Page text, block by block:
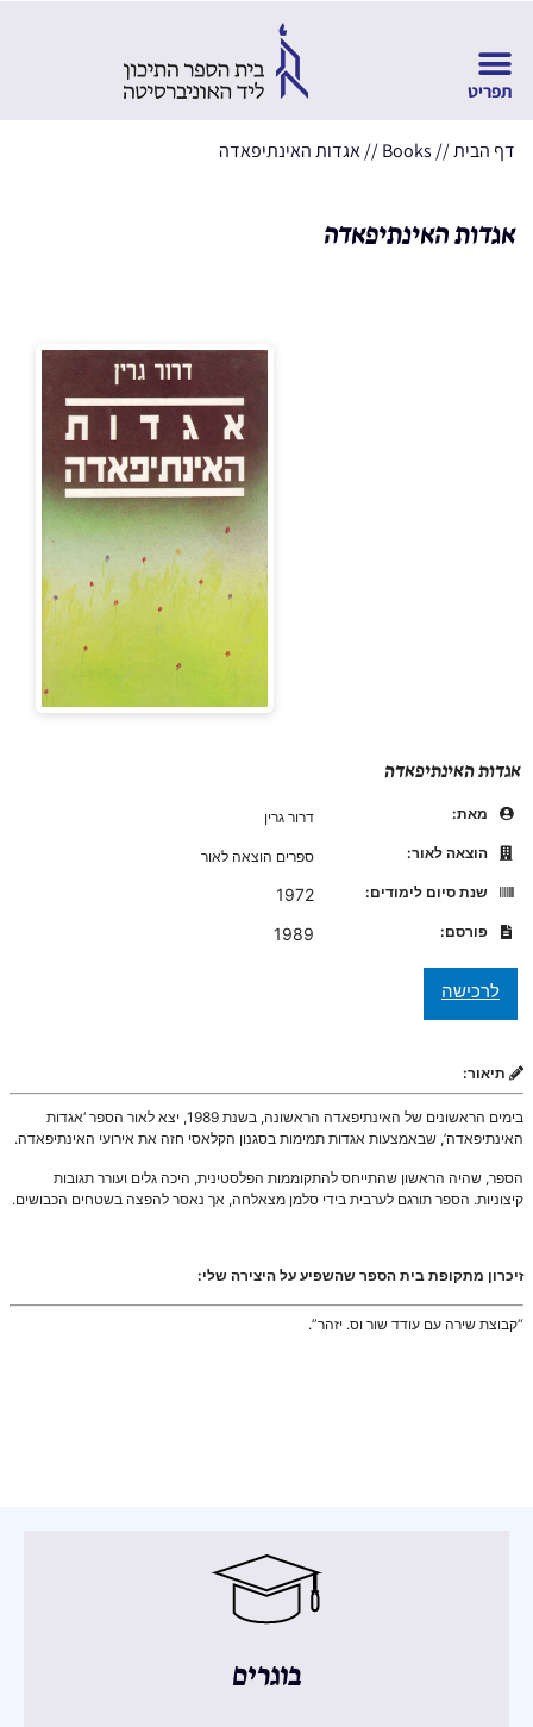
דף הבית//
Books
//אגדות האינתיפאדה
אגדות האינתיפאדה
אגדות האינתיפאדה
מאת:
דרור גרין
הוצאה לאור:
ספרים הוצאה לאור
שנת סיום לימודים:
1972
פורסם: 1989
תיאור:
בימים הראשונים של האינתיפאדה הראשונה, בשנת 1989, יצא לאור הספר ‘אגדות
האינתיפאדה’, שבאמצעות אגדות תמימות בסגנון הקלאסי חזה את אירועי האינתיפאדה.
הספר, שהיה הראשון שהתייחס להתקוממות הפלסטינית, היכה גלים ועורר תגובות
קיצוניות. הספר תורגם לערבית בידי סלמן מצאלחה, אך נאסר להפצה בשטחים הכבושים.
זיכרון מתקופת בית הספר שהשפיע על היצירה שלי:
“קבוצת שירה עם עודד שור וס. יזהר”.
בוגרים